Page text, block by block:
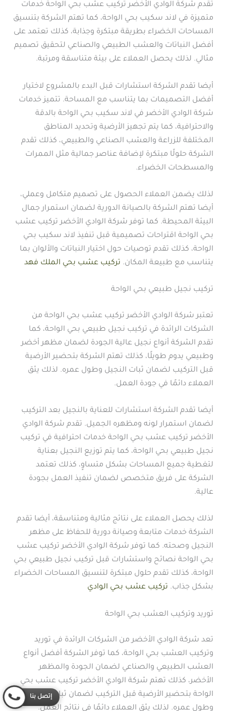
تقدم شركة الوادي الأخضر تركيب عشب بحي الواحة خدمات
متميزة في لاند سكيب بحي الواحة، كما تهتم الشركة بتنسيق
المساحات الخضراء بطريقة مبتكرة وجذابة، كذلك تعتمد على
أفضل النباتات والعشب الطبيعي والصناعي لتحقيق تصميم
مثالي. لذلك يحصل العملاء على بيئة متناسقة ومرتبة.
أيضا تقدم الشركة استشارات قبل البدء بالمشروع لاختيار
أفضل التصميمات بما يتناسب مع المساحة. تتميز خدمات
شركة الوادي الأخضر في لاند سكيب بحي الواحة بالدقة
والاحترافية، كما يتم تجهيز الأرضية وتحديد المناطق
المختلفة للزراعة والعشب الصناعي والطبيعي، كذلك تقدم
الشركة حلولًا مبتكرة لإضافة عناصر جمالية مثل الممرات
والمسطحات الخضراء.
لذلك يضمن العملاء الحصول على تصميم متكامل وعملي،
أيضا تهتم الشركة بالصيانة الدورية لضمان استمرار جمال
البيئة المحيطة. كما توفر شركة الوادي الأخضر تركيب عشب
بحي الواحة اقتراحات تصميمية قبل تنفيذ لاند سكيب بحي
الواحة، كذلك تقدم توصيات حول اختيار النباتات والألوان بما
يتناسب مع طبيعة المكان. تركيب عشب بحي الملك فهد
تركيب نجيل طبيعي بحي الواحة
تعتبر شركة الوادي الأخضر تركيب عشب بحي الواحة من
الشركات الرائدة في تركيب نجيل طبيعي بحي الواحة، كما
تقدم الشركة أنواع نجيل عالية الجودة لضمان مظهر أخضر
وطبيعي يدوم طويلًا، كذلك تهتم الشركة بتحضير الأرضية
قبل التركيب لضمان ثبات النجيل وطول عمره. لذلك يثق
العملاء دائمًا في جودة العمل.
أيضا تقدم الشركة استشارات للعناية بالنجيل بعد التركيب
لضمان استمرار لونه ومظهره الجميل. تقدم شركة الوادي
الأخضر تركيب عشب بحي الواحة خدمات احترافية في تركيب
نجيل طبيعي بحي الواحة، كما يتم توزيع النجيل بعناية
لتغطية جميع المساحات بشكل متساوٍ، كذلك تعتمد
الشركة على فريق متخصص لضمان تنفيذ العمل بجودة
عالية.
لذلك يحصل العملاء على نتائج مثالية ومتناسقة، أيضا تقدم
الشركة خدمات متابعة وصيانة دورية للحفاظ على مظهر
النجيل وصحته. كما توفر شركة الوادي الأخضر تركيب عشب
بحي الواحة نصائح واستشارات قبل تركيب نجيل طبيعي بحي
الواحة، كذلك تقدم حلول مبتكرة لتنسيق المساحات الخضراء
بشكل جذاب. تركيب عشب بحي الوادي
توريد وتركيب العشب بحي الواحة
تعد شركة الوادي الأخضر من الشركات الرائدة في توريد
وتركيب العشب بحي الواحة، كما توفر الشركة أفضل أنواع
العشب الطبيعي والصناعي لضمان الجودة والمظهر
الأخضر، كذلك تهتم شركة الوادي الأخضر تركيب عشب بحي
الواحة بتحضير الأرضية قبل التركيب لضمان ثبات العشب
وطول عمره. لذلك يثق العملاء دائمًا في نتائج العمل.
إتصل بنا